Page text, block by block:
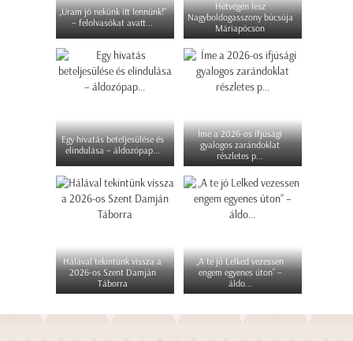
„Uram jó nekünk itt lennünk!”
– felolvasókat avatt...
Hétvégén lesz
Nagyboldogasszony búcsúja
Máriapócson
Egy hivatás beteljesülése és
elindulása – áldozópap...
Íme a 2026-os ifjúsági
gyalogos zarándoklat
részletes p...
Hálával tekintünk vissza a
2026-os Szent Damján
Táborra
„A te jó Lelked vezessen
engem egyenes úton” –
áldo...